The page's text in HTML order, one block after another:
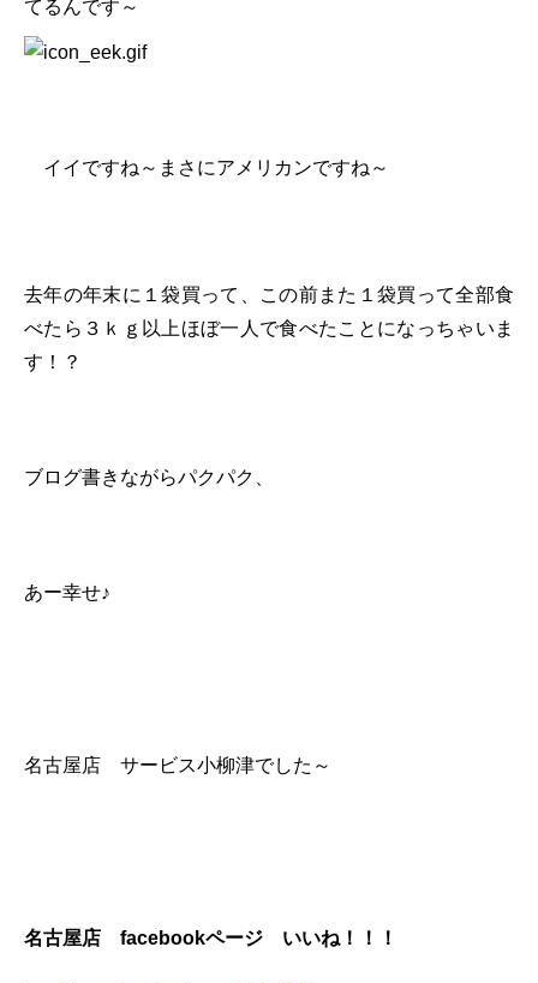
てるんです～
イイですね～まさにアメリカンですね～
去年の年末に１袋買って、この前また１袋買って全部食
べたら３ｋｇ以上ほぼ一人で食べたことになっちゃいま
す！？
ブログ書きながらパクパク、
あー幸せ♪
名古屋店 サービス小柳津でした～
名古屋店 facebookページ いいね！！！